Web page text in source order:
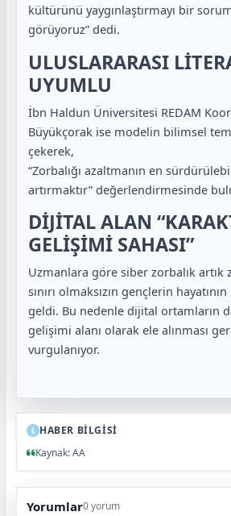
kültürünü yaygınlaştırmayı bir
görüyoruz” dedi.
ULUSLARARASI
UYUMLU
İbn Haldun Üniversitesi REDAM
Büyükçorak ise modelin bilimsel
çekerek,
“Zorbalığı azaltmanın en
artırmaktır” değerlendirmesinde
DİJİTAL ALAN
GELİŞİMİ SAHASI”
Uzmanlara göre siber zorbalık artık
sınırı olmaksızın gençlerin
geldi. Bu nedenle dijital ortamların
gelişimi alanı olarak ele alınması
vurgulanıyor.
HABER BİLGİSİ
Kaynak: AA
Yorumlar0 yorum